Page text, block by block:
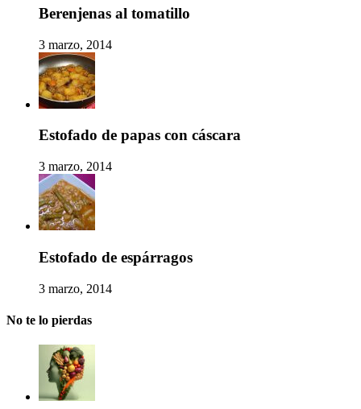
Berenjenas al tomatillo
3 marzo, 2014
Estofado de papas con cáscara
3 marzo, 2014
Estofado de espárragos
3 marzo, 2014
No te lo pierdas